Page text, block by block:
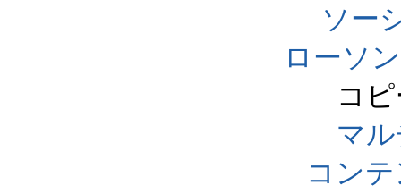
ソー
ローソ
コ
マ
コン